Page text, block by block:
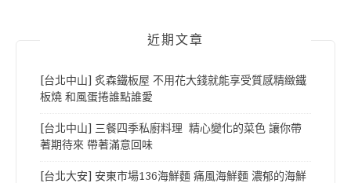
近期文章
[台北中山] 炙森鐵板屋 不用花大錢就能享受質感精緻鐵
板燒 和風蛋捲誰點誰愛
[台北中山] 三餐四季私廚料理 精心變化的菜色 讓你帶
著期待來 帶著滿意回味
[台北大安] 安東市場136海鮮麵 痛風海鮮麵 濃郁的海鮮